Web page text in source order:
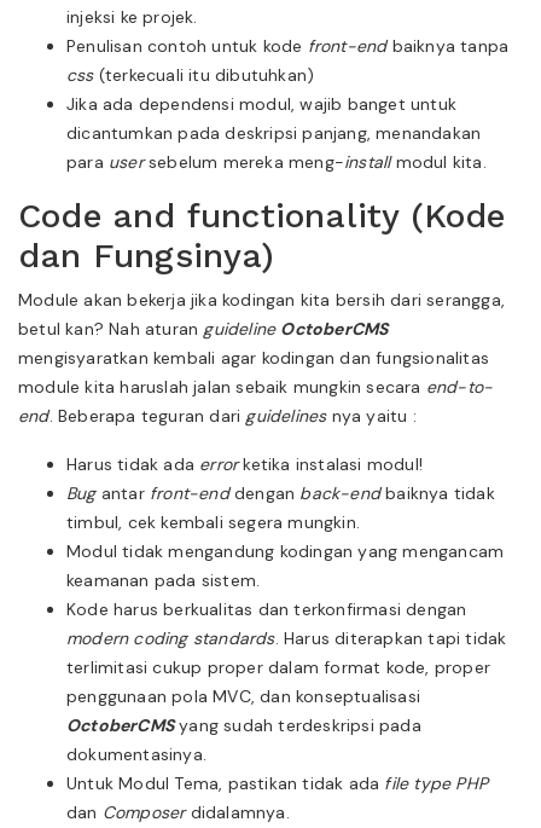
injeksi ke projek.
Penulisan contoh untuk kode front-endbaiknya tanpa
css(terkecuali itu dibutuhkan)
Jika ada dependensi modul, wajib banget untuk
dicantumkan pada deskripsi panjang, menandakan
para usersebelum mereka meng-installmodul kita.
Code and functionality (Kode
dan Fungsinya)
Module akan bekerja jika kodingan kita bersih dari serangga,
betul kan? Nah aturan guideline OctoberCMS
mengisyaratkan kembali agar kodingan dan fungsionalitas
module kita haruslah jalan sebaik mungkin secara end-to-
end. Beberapa teguran dari guidelinesnya yaitu :
Harus tidak ada errorketika instalasi modul!
Bugantar front-enddengan back-endbaiknya tidak
timbul, cek kembali segera mungkin.
Modul tidak mengandung kodingan yang mengancam
keamanan pada sistem.
Kode harus berkualitas dan terkonfirmasi dengan
modern coding standards. Harus diterapkan tapi tidak
terlimitasi cukup proper dalam format kode, proper
penggunaan pola MVC, dan konseptualisasi
OctoberCMSyang sudah terdeskripsi pada
dokumentasinya.
Untuk Modul Tema, pastikan tidak ada file type PHP
dan Composerdidalamnya.